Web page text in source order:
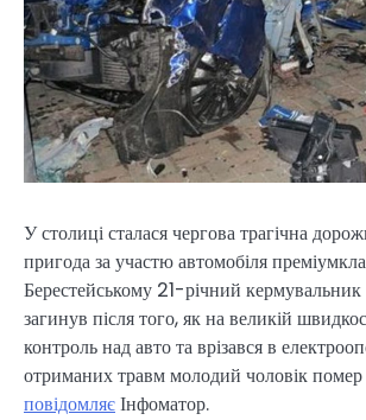
У столиці сталася чергова трагічна
пригода за участю автомобіля
Берестейському 21-річний
загинув після того, як на великій
контроль над авто та врізався в
отриманих травм молодий чоловік помер
повідомляєІнфоматор.